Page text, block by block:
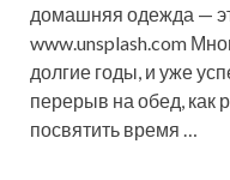
домашняя одежда —
www.unsplash.com
долгие годы, и уже
перерыв на обед, как
посвятить время …